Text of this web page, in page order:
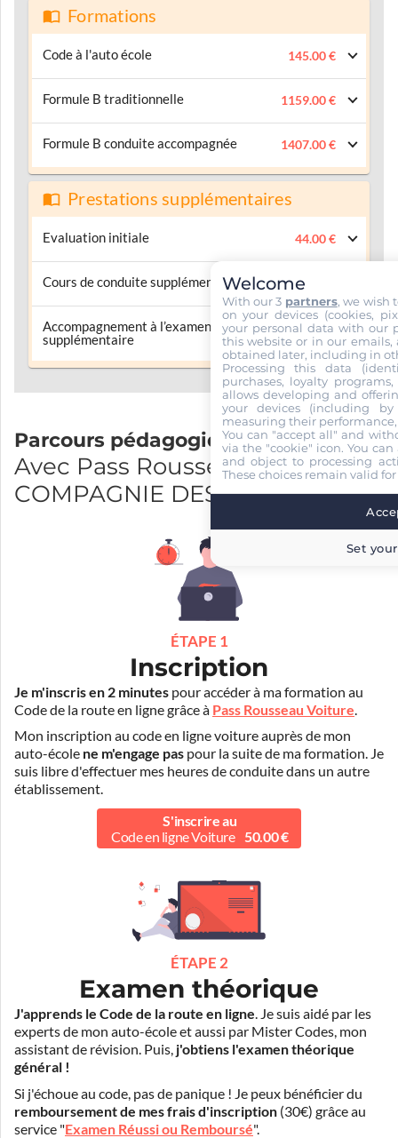
Formations
Code à l'auto école 145.00 €
Formule B traditionnelle 1159.00 €
Formule B conduite accompagnée 1407.00 €
Prestations supplémentaires
Evaluation initiale 44.00 €
Cours de conduite supplémentaire 44.00 €
Accompagnement à l’examen
supplémentaire
44.00 €
Parcours pédagogique
Avec Pass Rousseau et
COMPAGNIE DES PERMIS VIRE
ÉTAPE 1
Inscription
Je m'inscris en 2 minutes pour accéder à ma formation au
Code de la route en ligne grâce à Pass Rousseau Voiture.
Mon inscription au code en ligne voiture auprès de mon
auto-école ne m'engage pas pour la suite de ma formation. Je
suis libre d'effectuer mes heures de conduite dans un autre
établissement.
S'inscrire au
Code en ligne Voiture 50.00 €
ÉTAPE 2
Examen théorique
J'apprends le Code de la route en ligne. Je suis aidé par les
experts de mon auto-école et aussi par Mister Codes, mon
assistant de révision. Puis, j'obtiens l'examen théorique
général !
Si j'échoue au code, pas de panique ! Je peux bénéficier du
remboursement de mes frais d'inscription (30€) grâce au
service "Examen Réussi ou Remboursé".
Welcome
With our 3 partners, we wish
on your devices (cookies,
your personal data with our
this website or in our emails,
obtained later, including in
Processing this data
purchases, loyalty
allows developing and
your devices (including
measuring their
You can "accept all" and
via the "cookie" icon. You
and object to processing
These choices remain valid
Set